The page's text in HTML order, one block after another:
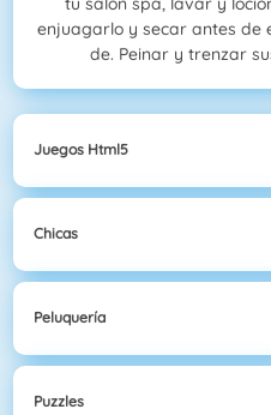
enjuagarlo y secar antes
de. Peinar y trenzar
Juegos Html5
Chicas
Peluquería
Puzzles